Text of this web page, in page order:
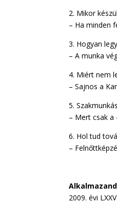
2. Mikor
– Ha minden
3. Hogyan
– A munka
4. Miért nem
– Sajnos a
5.
– Mert csak a
6. Hol tud
–
2009. évi